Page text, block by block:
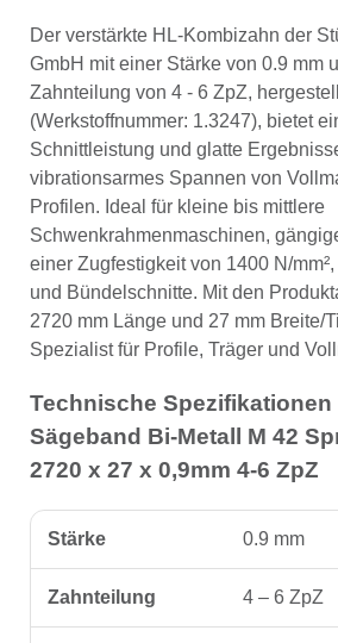
Der verstärkte HL-Kombizahn der
GmbH mit einer Stärke von 0.9 mm
Zahnteilung von 4 - 6 ZpZ,
(Werkstoffnummer: 1.3247), bietet
Schnittleistung und glatte
vibrationsarmes Spannen von
Profilen. Ideal für kleine bis mittlere
Schwenkrahmenmaschinen,
einer Zugfestigkeit von 1400 N/
und Bündelschnitte. Mit den
2720 mm Länge und 27 mm Breite/
Spezialist für Profile, Träger und
Technische Spezifikationen
Sägeband Bi-Metall M 42
2720 x 27 x 0,9mm 4-6 ZpZ
Stärke 0.9 mm
Zahnteilung 4 – 6 ZpZ